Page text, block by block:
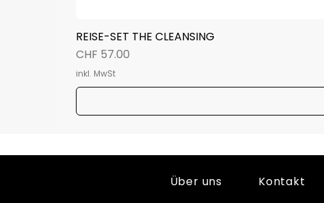
REISE-SET THE CLEANSING
Preis
CHF 57.00
inkl. MwSt
Über uns Kontakt